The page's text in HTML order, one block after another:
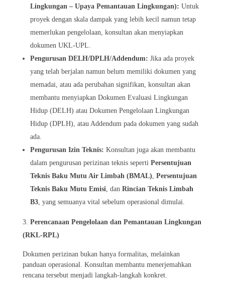
Lingkungan – Upaya Pemantauan Lingkungan): Untuk
proyek dengan skala dampak yang lebih kecil namun tetap
memerlukan pengelolaan, konsultan akan menyiapkan
dokumen UKL-UPL.
Pengurusan DELH/DPLH/Addendum: Jika ada proyek
yang telah berjalan namun belum memiliki dokumen yang
memadai, atau ada perubahan signifikan, konsultan akan
membantu menyiapkan Dokumen Evaluasi Lingkungan
Hidup (DELH) atau Dokumen Pengelolaan Lingkungan
Hidup (DPLH), atau Addendum pada dokumen yang sudah
ada.
Pengurusan Izin Teknis: Konsultan juga akan membantu
dalam pengurusan perizinan teknis sepertiPersentujuan
Teknis Baku Mutu Air Limbah (BMAL) ,Persentujuan
Teknis Baku Mutu Emisi , danRincian Teknis Limbah
B3 , yang semuanya vital sebelum operasional dimulai.
Perencanaan Pengelolaan dan Pemantauan Lingkungan
(RKL-RPL)
Dokumen perizinan bukan hanya formalitas, melainkan
panduan operasional. Konsultan membantu menerjemahkan
rencana tersebut menjadi langkah-langkah konkret.